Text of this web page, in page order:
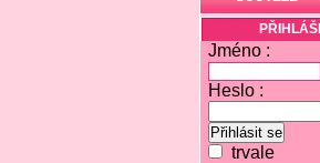
Jméno :
Heslo :
trvale